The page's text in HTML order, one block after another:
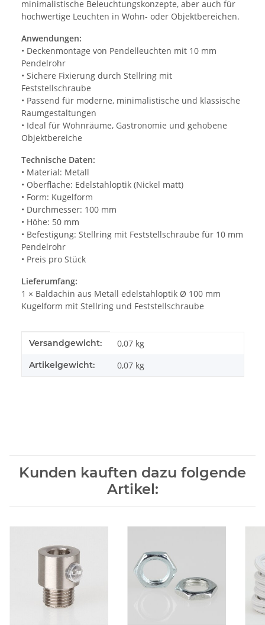
minimalistische Beleuchtungskonzepte, aber auch für
hochwertige Leuchten in Wohn- oder Objektbereichen.
Anwendungen:
• Deckenmontage von Pendelleuchten mit 10 mm
Pendelrohr
• Sichere Fixierung durch Stellring mit
Feststellschraube
• Passend für moderne, minimalistische und klassische
Raumgestaltungen
• Ideal für Wohnräume, Gastronomie und gehobene
Objektbereiche
Technische Daten:
• Material: Metall
• Oberfläche: Edelstahloptik (Nickel matt)
• Form: Kugelform
• Durchmesser: 100 mm
• Höhe: 50 mm
• Befestigung: Stellring mit Feststellschraube für 10 mm
Pendelrohr
• Preis pro Stück
Lieferumfang:
1 × Baldachin aus Metall edelstahloptik Ø 100 mm
Kugelform mit Stellring und Feststellschraube
Produkteigenschaft
Wert
Versandgewicht: 0,07 kg
Artikelgewicht: 0,07 kg
Kunden kauften dazu folgende
Artikel: